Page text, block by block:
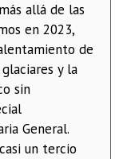
allá de las
en 2023,
de
y la
sin
General.
un tercio